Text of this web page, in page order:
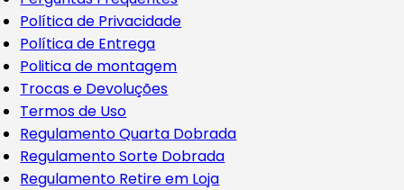
Política de Privacidade
Política de Entrega
Politica de montagem
Trocas e Devoluções
Termos de Uso
Regulamento Quarta Dobrada
Regulamento Sorte Dobrada
Regulamento Retire em Loja